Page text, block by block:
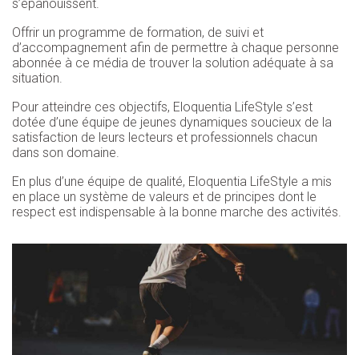
s’épanouissent.
Offrir un programme de formation, de suivi et
d’accompagnement afin de permettre à chaque personne
abonnée à ce média de trouver la solution adéquate à sa
situation.
Pour atteindre ces objectifs, Eloquentia LifeStyle s’est
dotée d’une équipe de jeunes dynamiques soucieux de la
satisfaction de leurs lecteurs et professionnels chacun
dans son domaine.
En plus d’une équipe de qualité, Eloquentia LifeStyle a mis
en place un système de valeurs et de principes dont le
respect est indispensable à la bonne marche des activités.